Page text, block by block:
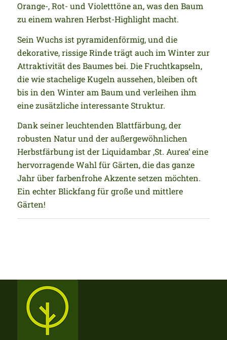
Orange-, Rot- und Violetttöne an, was den Baum
zu einem wahren Herbst-Highlight macht.
Sein Wuchs ist pyramidenförmig, und die
dekorative, rissige Rinde trägt auch im Winter zur
Attraktivität des Baumes bei. Die Fruchtkapseln,
die wie stachelige Kugeln aussehen, bleiben oft
bis in den Winter am Baum und verleihen ihm
eine zusätzliche interessante Struktur.
Dank seiner leuchtenden Blattfärbung, der
robusten Natur und der außergewöhnlichen
Herbstfärbung ist der Liquidambar ‚St. Aurea‘ eine
hervorragende Wahl für Gärten, die das ganze
Jahr über farbenfrohe Akzente setzen möchten.
Ein echter Blickfang für große und mittlere
Gärten!